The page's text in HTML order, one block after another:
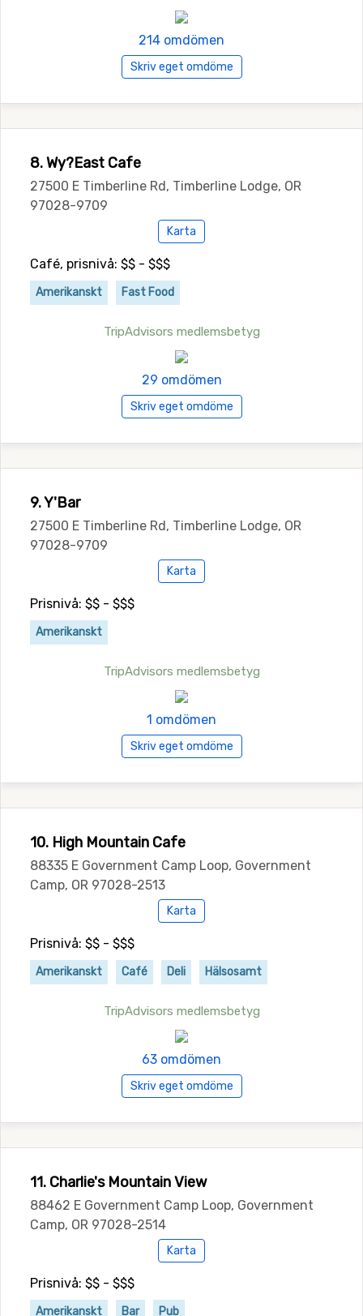
214 omdömen
Skriv eget omdöme
8. Wy?East Cafe
27500 E Timberline Rd, Timberline Lodge, OR
97028-9709
Karta
Café, prisnivå: $$ - $$$
Amerikanskt Fast Food
TripAdvisors medlemsbetyg
29 omdömen
Skriv eget omdöme
9. Y'Bar
27500 E Timberline Rd, Timberline Lodge, OR
97028-9709
Karta
Prisnivå: $$ - $$$
Amerikanskt
TripAdvisors medlemsbetyg
1 omdömen
Skriv eget omdöme
10. High Mountain Cafe
88335 E Government Camp Loop, Government
Camp, OR 97028-2513
Karta
Prisnivå: $$ - $$$
Amerikanskt Café Deli Hälsosamt
TripAdvisors medlemsbetyg
63 omdömen
Skriv eget omdöme
11. Charlie's Mountain View
88462 E Government Camp Loop, Government
Camp, OR 97028-2514
Karta
Prisnivå: $$ - $$$
Amerikanskt Bar Pub